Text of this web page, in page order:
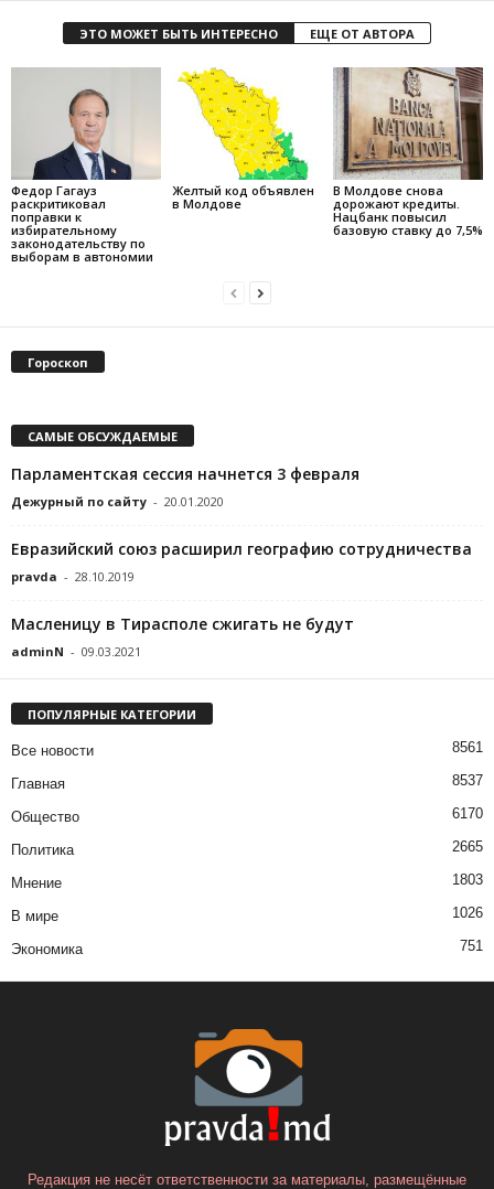
ЭТО МОЖЕТ БЫТЬ ИНТЕРЕСНО ЕЩЕ ОТ АВТОРА
Федор Гагауз
раскритиковал
поправки к
избирательному
законодательству по
выборам в автономии
Желтый код объявлен
в Молдове
В Молдове снова
дорожают кредиты.
Нацбанк повысил
базовую ставку до 7,5%
Гороскоп
САМЫЕ ОБСУЖДАЕМЫЕ
Парламентская сессия начнется 3 февраля
Дежурный по сайту - 20.01.2020
Евразийский союз расширил географию сотрудничества
pravda - 28.10.2019
Масленицу в Тирасполе сжигать не будут
adminN - 09.03.2021
ПОПУЛЯРНЫЕ КАТЕГОРИИ
Все новости 8561
Главная 8537
Общество 6170
Политика 2665
Мнение 1803
В мире 1026
Экономика 751
Редакция не несёт ответственности за материалы, размещённые